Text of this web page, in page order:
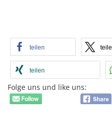
teilen
teilen
Folge uns und like uns: